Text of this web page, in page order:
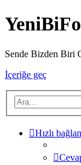
Sende Bizden Biri
İçeriğe geç
Hızlı